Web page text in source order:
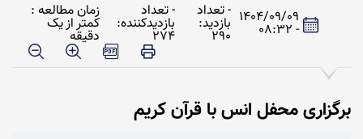
1404/09/09
- 08:32
- تعداد
بازدید:
290
- تعداد
بازدیدکننده:
274
زمان مطالعه :
کمتر از یک
دقیقه
برگزاری محفل انس با قرآن کریم